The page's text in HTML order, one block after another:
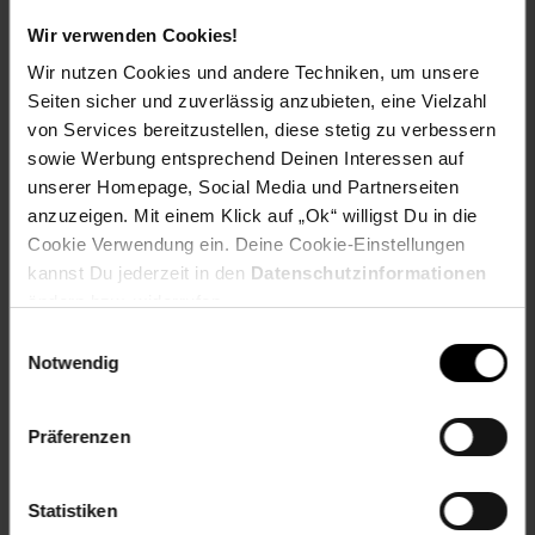
Wir verwenden Cookies!
Wir nutzen Cookies und andere Techniken, um unsere
Seiten sicher und zuverlässig anzubieten, eine Vielzahl
von Services bereitzustellen, diese stetig zu verbessern
sowie Werbung entsprechend Deinen Interessen auf
unserer Homepage, Social Media und Partnerseiten
anzuzeigen. Mit einem Klick auf „Ok“ willigst Du in die
Cookie Verwendung ein. Deine Cookie-Einstellungen
kannst Du jederzeit in den Datenschutzinformationen
Notwendig
Präferenzen
Statistiken
Herstellerinformationen
Fußzeile
Weitere Online-Angebote
Netto Reisen
Karriere